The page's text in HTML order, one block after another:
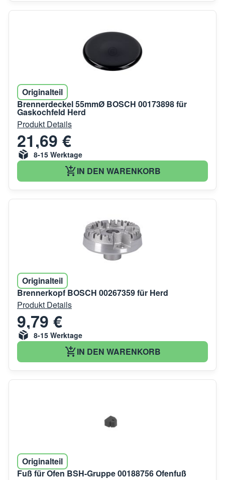
Originalteil
Brennerdeckel 55mmØ BOSCH 00173898 für
Gaskochfeld Herd
Produkt Details
21,69 €
8-15 Werktage
IN DEN WARENKORB
Originalteil
Brennerkopf BOSCH 00267359 für Herd
Produkt Details
9,79 €
8-15 Werktage
IN DEN WARENKORB
Originalteil
Fuß für Ofen BSH-Gruppe 00188756 Ofenfuß